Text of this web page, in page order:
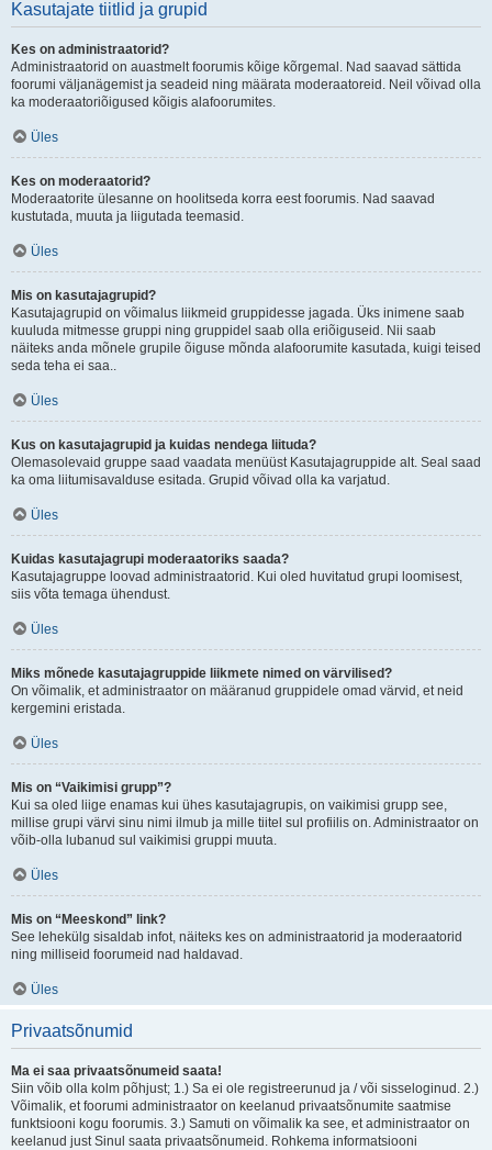
Kasutajate tiitlid ja grupid
Kes on administraatorid?
Administraatorid on auastmelt foorumis kõige kõrgemal. Nad saavad sättida
foorumi väljanägemist ja seadeid ning määrata moderaatoreid. Neil võivad olla
ka moderaatoriõigused kõigis alafoorumites.
Üles
Kes on moderaatorid?
Moderaatorite ülesanne on hoolitseda korra eest foorumis. Nad saavad
kustutada, muuta ja liigutada teemasid.
Üles
Mis on kasutajagrupid?
Kasutajagrupid on võimalus liikmeid gruppidesse jagada. Üks inimene saab
kuuluda mitmesse gruppi ning gruppidel saab olla eriõiguseid. Nii saab
näiteks anda mõnele grupile õiguse mõnda alafoorumite kasutada, kuigi teised
seda teha ei saa..
Üles
Kus on kasutajagrupid ja kuidas nendega liituda?
Olemasolevaid gruppe saad vaadata menüüst Kasutajagruppide alt. Seal saad
ka oma liitumisavalduse esitada. Grupid võivad olla ka varjatud.
Üles
Kuidas kasutajagrupi moderaatoriks saada?
Kasutajagruppe loovad administraatorid. Kui oled huvitatud grupi loomisest,
siis võta temaga ühendust.
Üles
Miks mõnede kasutajagruppide liikmete nimed on värvilised?
On võimalik, et administraator on määranud gruppidele omad värvid, et neid
kergemini eristada.
Üles
Mis on “Vaikimisi grupp”?
Kui sa oled liige enamas kui ühes kasutajagrupis, on vaikimisi grupp see,
millise grupi värvi sinu nimi ilmub ja mille tiitel sul profiilis on. Administraator on
võib-olla lubanud sul vaikimisi gruppi muuta.
Üles
Mis on “Meeskond” link?
See lehekülg sisaldab infot, näiteks kes on administraatorid ja moderaatorid
ning milliseid foorumeid nad haldavad.
Üles
Privaatsõnumid
Ma ei saa privaatsõnumeid saata!
Siin võib olla kolm põhjust; 1.) Sa ei ole registreerunud ja / või sisseloginud. 2.)
Võimalik, et foorumi administraator on keelanud privaatsõnumite saatmise
funktsiooni kogu foorumis. 3.) Samuti on võimalik ka see, et administraator on
keelanud just Sinul saata privaatsõnumeid. Rohkema informatsiooni